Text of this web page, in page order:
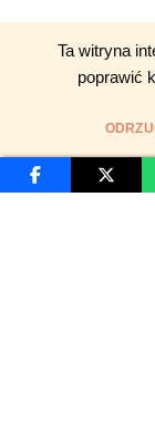
Ta witryna
poprawić